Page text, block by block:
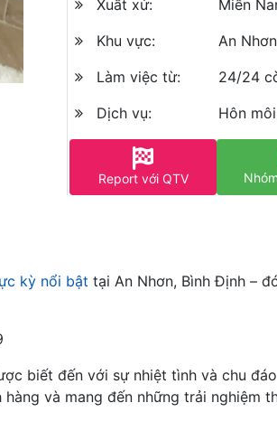
Xuất xứ:
Miền
Khu vực:
An
Làm việc từ:
24/24
Dịch vụ:
Hôn
Report với QTV
kỳ nổi bật tại An Nhơn, Bình Định –
biết đến với sự nhiệt tình và chu đáo
và mang đến những trải nghiệm